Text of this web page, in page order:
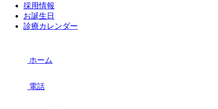
採用情報
お誕生日
診療カレンダー
ホーム
電話